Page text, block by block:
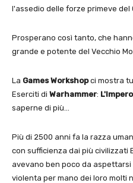
l'assedio delle forze primeve del
Prosperano così tanto, che
grande e potente del Vecchio
La Games Workshopci mostra
Eserciti di Warhammer: L'Impero
saperne di più…
Più di 2500 anni fa la razza
con sufficienza dai più civilizzati
avevano ben poco da
violenta per mano dei loro molti